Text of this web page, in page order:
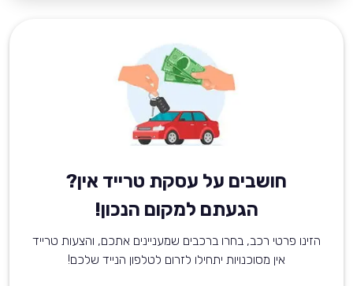
חושבים על עסקת טרייד אין?
הגעתם למקום הנכון!
הזינו פרטי רכב, בחרו ברכבים שמעניינים אתכם, והצעות טרייד
אין מסוכנויות יתחילו לזרום לטלפון הנייד שלכם!